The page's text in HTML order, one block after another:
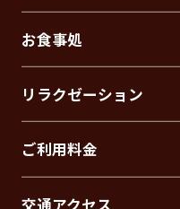
お食事処
リラクゼーション
ご利用料金
交通アクセス